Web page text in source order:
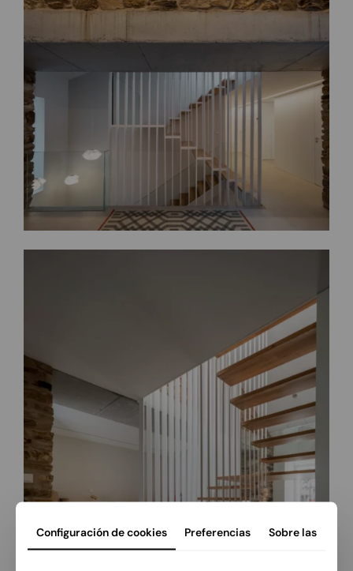
Configuración de cookies Preferencias Sobre las